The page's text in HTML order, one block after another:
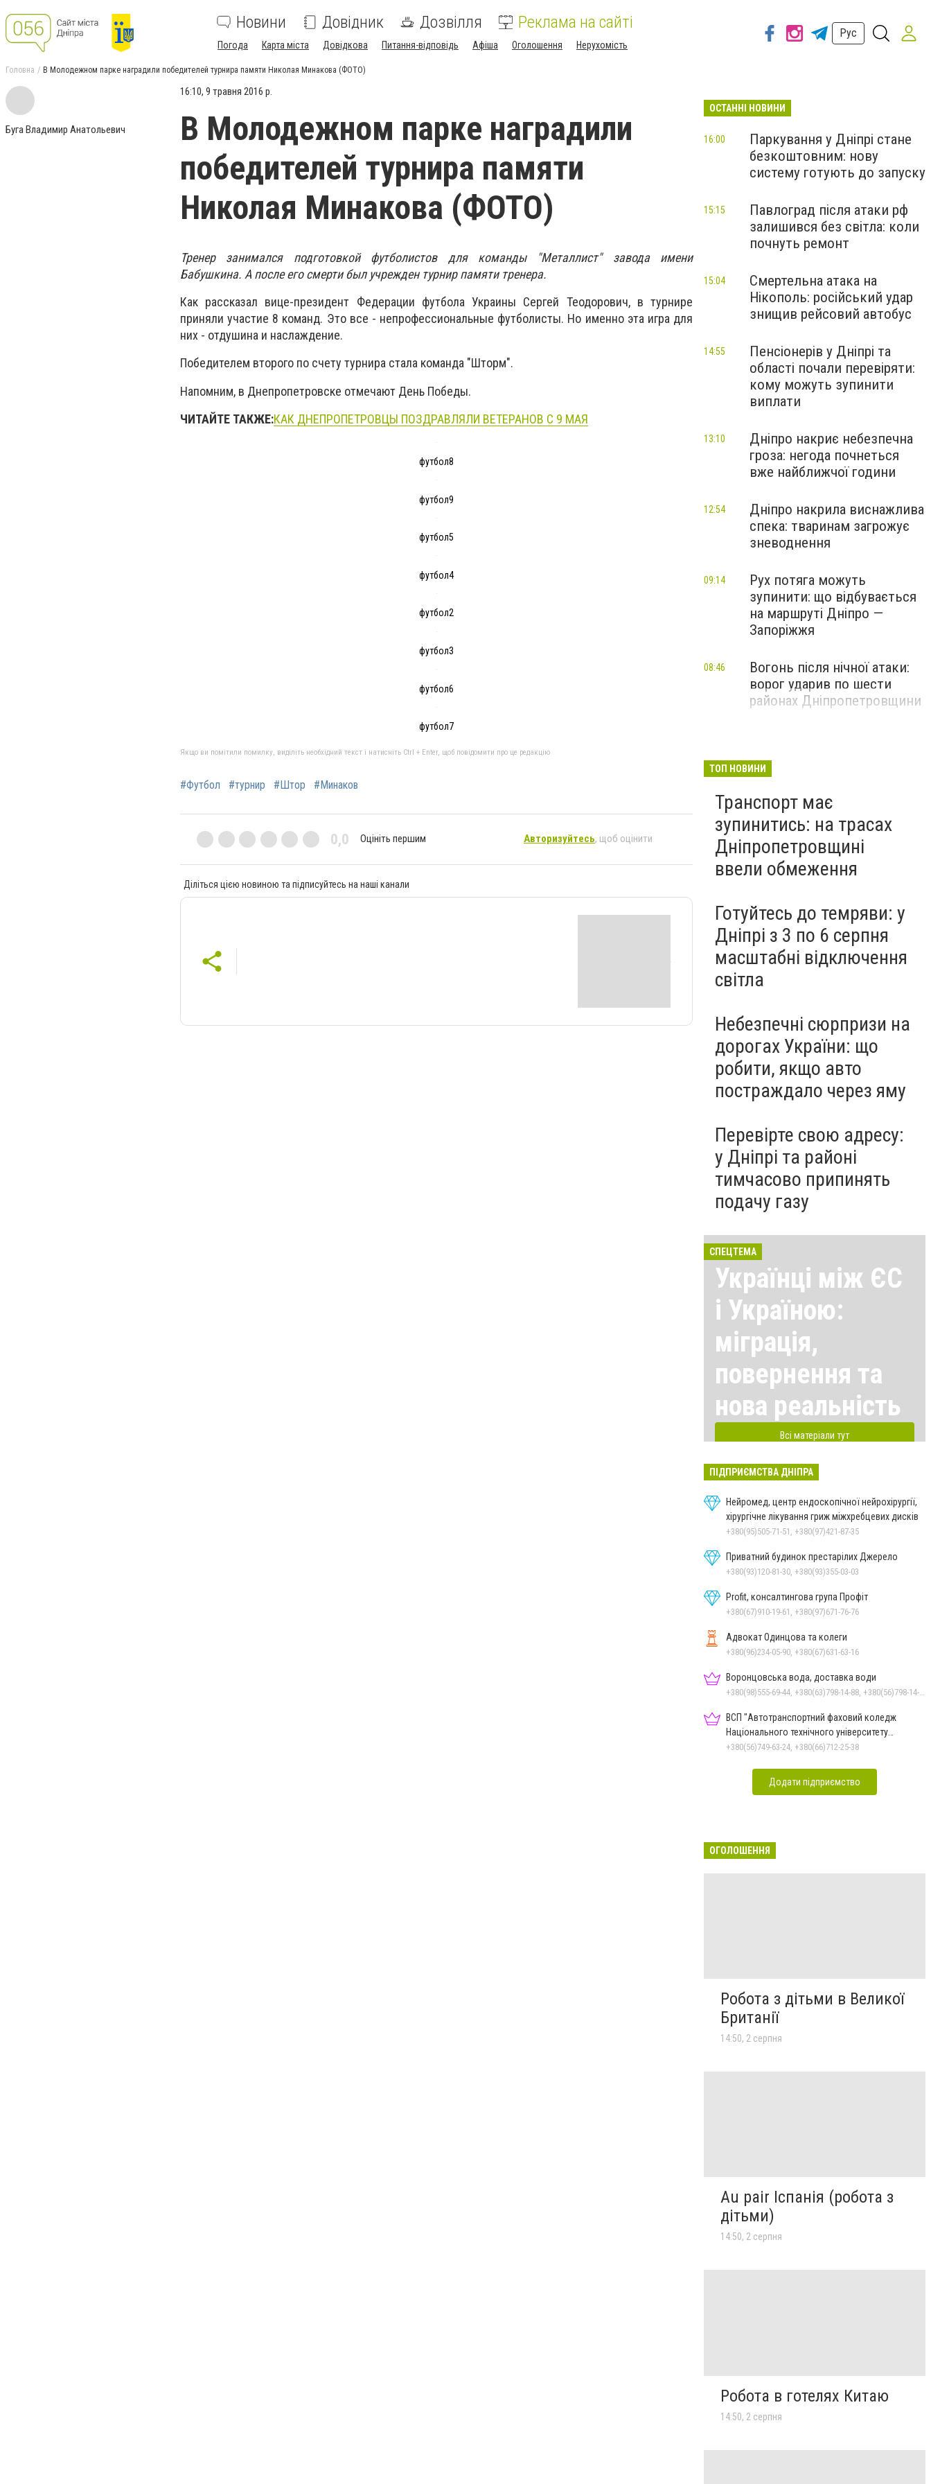
Новини Довідник Дозвілля Реклама на сайті
Погода Карта міста Довідкова Питання-відповідь Афіша Оголошення Нерухомість
Рус
Головна В Молодежном парке наградили победителей турнира памяти Николая Минакова (ФОТО)
Буга Владимир Анатольевич
16:10, 9 травня 2016 р.
В Молодежном парке наградили
победителей турнира памяти
Николая Минакова (ФОТО)
Тренер занимался подготовкой футболистов для команды "Металлист" завода имени
Бабушкина. А после его смерти был учрежден турнир памяти тренера.
Как рассказал вице-президент Федерации футбола Украины Сергей Теодорович, в турнире
приняли участие 8 команд. Это все - непрофессиональные футболисты. Но именно эта игра для
них - отдушина и наслаждение.
Победителем второго по счету турнира стала команда "Шторм".
Напомним, в Днепропетровске отмечают День Победы.
ЧИТАЙТЕ ТАКЖЕ:КАК ДНЕПРОПЕТРОВЦЫ ПОЗДРАВЛЯЛИ ВЕТЕРАНОВ С 9 МАЯ
футбол8
футбол9
футбол5
футбол4
футбол2
футбол3
футбол6
футбол7
Якщо ви помітили помилку, виділіть необхідний текст і натисніть Ctrl + Enter, щоб повідомити про це редакцію
#Футбол #турнир #Штор #Минаков
0,0 Оцініть першим Авторизуйтесь, щоб оцінити
Діліться цією новиною та підписуйтесь на наші канали
ОСТАННІ НОВИНИ
Паркування у Дніпрі стане
безкоштовним: нову
систему готують до запуску
16:00
Павлоград після атаки рф
залишився без світла: коли
почнуть ремонт
15:15
Смертельна атака на
Нікополь: російський удар
знищив рейсовий автобус
15:04
Пенсіонерів у Дніпрі та
області почали перевіряти:
кому можуть зупинити
виплати
14:55
Дніпро накриє небезпечна
гроза: негода почнеться
вже найближчої години
13:10
Дніпро накрила виснажлива
спека: тваринам загрожує
зневоднення
12:54
Рух потяга можуть
зупинити: що відбувається
на маршруті Дніпро —
Запоріжжя
09:14
Вогонь після нічної атаки:
ворог ударив по шести
районах Дніпропетровщини
08:46
ТОП НОВИНИ
Транспорт має
зупинитись: на трасах
Дніпропетровщині
ввели обмеження
Готуйтесь до темряви: у
Дніпрі з 3 по 6 серпня
масштабні відключення
світла
Небезпечні сюрпризи на
дорогах України: що
робити, якщо авто
постраждало через яму
Перевірте свою адресу:
у Дніпрі та районі
тимчасово припинять
подачу газу
СПЕЦТЕМА
Українці між ЄС
і Україною:
міграція,
повернення та
нова реальність
Всі матеріали тут
ПІДПРИЄМСТВА ДНІПРА
Нейромед, центр ендоскопічної нейрохірургії,
хірургічне лікування гриж міжхребцевих дисків
+380(95)505-71-51, +380(97)421-87-35
Приватний будинок престарілих Джерело
+380(93)120-81-30, +380(93)355-03-03
Profit, консалтингова група Профіт
+380(67)910-19-61, +380(97)671-76-76
Адвокат Одинцова та колеги
+380(96)234-05-90, +380(67)631-63-16
Воронцовська вода, доставка води
ВСП "Автотранспортний фаховий коледж
Національного технічного університету
"Дніпровська політехніка"
+380(56)749-63-24, +380(66)712-25-38
Додати підприємство
ОГОЛОШЕННЯ
Робота з дітьми в Великої
Британії
14:50, 2 серпня
Au pair Іспанія (робота з
дітьми)
14:50, 2 серпня
Робота в готелях Китаю
14:50, 2 серпня